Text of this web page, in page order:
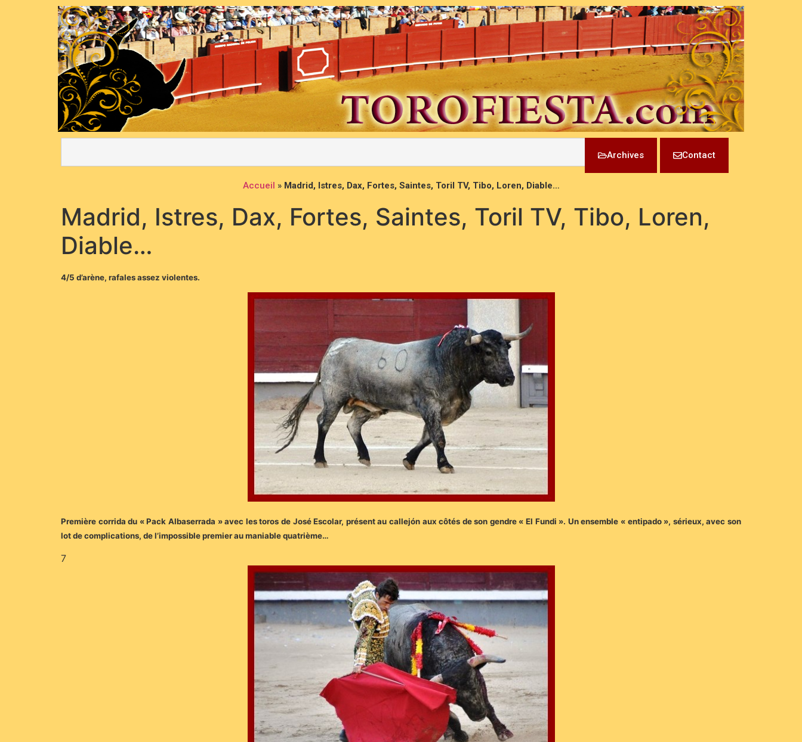
Archives Contact
Accueil » Madrid, Istres, Dax, Fortes, Saintes, Toril TV, Tibo, Loren, Diable…
Madrid, Istres, Dax, Fortes, Saintes, Toril TV, Tibo, Loren,
Diable…
4/5 d’arène, rafales assez violentes.
Première corrida du « Pack Albaserrada » avec les toros de José Escolar, présent au callejón aux côtés de son gendre « El Fundi ». Un ensemble « entipado », sérieux, avec son
lot de complications, de l’impossible premier au maniable quatrième…
7